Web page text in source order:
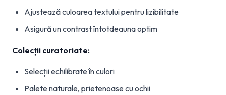
Ajustează culoarea textului pentru lizibilitate
Asigură un contrast întotdeauna optim
Colecții curatoriate:
Selecții echilibrate în culori
Palete naturale, prietenoase cu ochii